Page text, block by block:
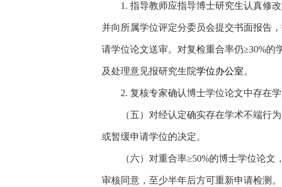
1. 指导教师应指导博士研究生认真修
并向所属学位评定分委员会提交书面报告
请学位论文送审。对复检重合率仍≥30%的
及处理意见报研究生院学位办公室。
2. 复核专家确认博士学位论文中存在
（五）对经认定确实存在学术不端行
或暂缓申请学位的决定。
（六）对重合率≥50%的博士学位论文
审核同意，至少半年后方可重新申请检测。